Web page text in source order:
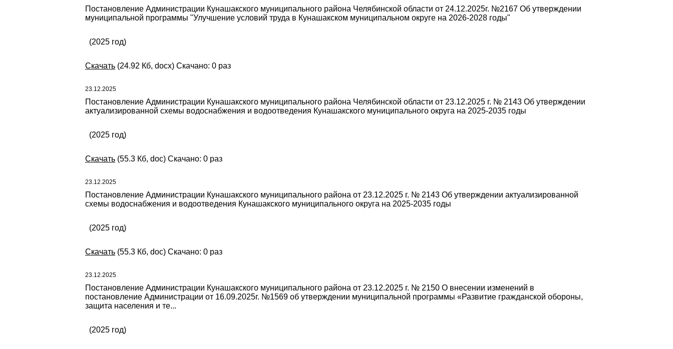
Постановление Администрации Кунашакского муниципального района Челябинской области от 24.12.2025г. №2167 Об утверждении
муниципальной программы "Улучшение условий труда в Кунашакском муниципальном округе на 2026-2028 годы"
(2025 год)
Скачать (24.92 Кб, docx) Скачано: 0 раз
23.12.2025
Постановление Администрации Кунашакского муниципального района Челябинской области от 23.12.2025 г. № 2143 Об утверждении
актуализированной схемы водоснабжения и водоотведения Кунашакского муниципального округа на 2025-2035 годы
(2025 год)
Скачать (55.3 Кб, doc) Скачано: 0 раз
23.12.2025
Постановление Администрации Кунашакского муниципального района от 23.12.2025 г. № 2143 Об утверждении актуализированной
схемы водоснабжения и водоотведения Кунашакского муниципального округа на 2025-2035 годы
(2025 год)
Скачать (55.3 Кб, doc) Скачано: 0 раз
23.12.2025
Постановление Администрации Кунашакского муниципального района от 23.12.2025 г. № 2150 О внесении изменений в
постановление Администрации от 16.09.2025г. №1569 об утверждении муниципальной программы «Развитие гражданской обороны,
защита населения и те...
(2025 год)